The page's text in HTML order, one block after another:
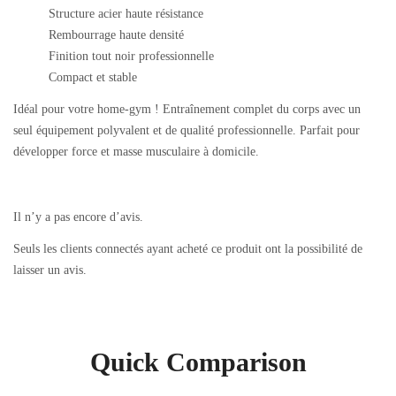
Structure acier haute résistance
Rembourrage haute densité
Finition tout noir professionnelle
Compact et stable
Idéal pour votre home-gym ! Entraînement complet du corps avec un
seul équipement polyvalent et de qualité professionnelle. Parfait pour
développer force et masse musculaire à domicile.
Il n’y a pas encore d’avis.
Seuls les clients connectés ayant acheté ce produit ont la possibilité de
laisser un avis.
Quick Comparison